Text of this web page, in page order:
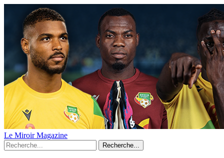
Le Miroir Magazine
Recherche...